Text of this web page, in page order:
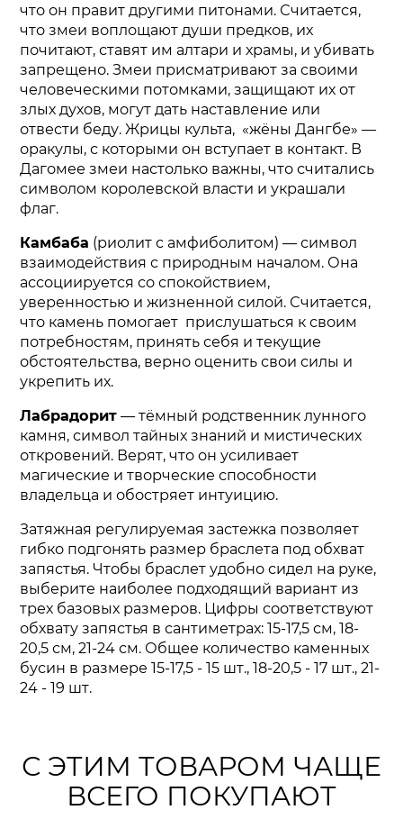
что он правит другими питонами. Считается,
что змеи воплощают души предков, их
почитают, ставят им алтари и храмы, и убивать
запрещено. Змеи присматривают за своими
человеческими потомками, защищают их от
злых духов, могут дать наставление или
отвести беду. Жрицы культа, «жёны Дангбе» —
оракулы, с которыми он вступает в контакт. В
Дагомее змеи настолько важны, что считались
символом королевской власти и украшали
флаг.
Камбаба (риолит с амфиболитом) — символ
взаимодействия с природным началом. Она
ассоциируется со спокойствием,
уверенностью и жизненной силой. Считается,
что камень помогает прислушаться к своим
потребностям, принять себя и текущие
обстоятельства, верно оценить свои силы и
укрепить их.
Лабрадорит — тёмный родственник лунного
камня, символ тайных знаний и мистических
откровений. Верят, что он усиливает
магические и творческие способности
владельца и обостряет интуицию.
Затяжная регулируемая застежка позволяет
гибко подгонять размер браслета под обхват
запястья. Чтобы браслет удобно сидел на руке,
выберите наиболее подходящий вариант из
трех базовых размеров. Цифры соответствуют
обхвату запястья в сантиметрах: 15-17,5 см, 18-
20,5 см, 21-24 см. Общее количество каменных
бусин в размере 15-17,5 - 15 шт., 18-20,5 - 17 шт., 21-
24 - 19 шт.
С ЭТИМ ТОВАРОМ ЧАЩЕ
ВСЕГО ПОКУПАЮТ